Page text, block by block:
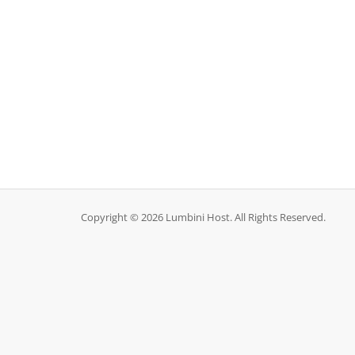
Copyright © 2026 Lumbini Host. All Rights Reserved.